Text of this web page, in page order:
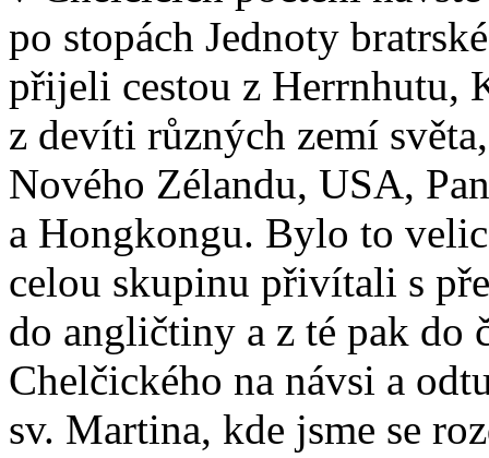
po stopách Jednoty
přijeli cestou z Herrnhutu,
z devíti různých zemí
Nového Zélandu, USA,
a Hongkongu. Bylo to
celou skupinu přivítali s
do angličtiny a z té pak do
Chelčického na návsi a
sv. Martina, kde jsme se